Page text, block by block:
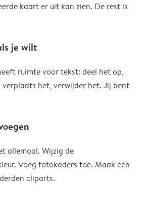
kaart er uit kan zien. De rest is
je wilt
ruimte voor tekst: deel het op,
het, verwijder het. Jij bent
allemaal. Wijzig de
Voeg fotokaders toe. Maak een
cliparts.